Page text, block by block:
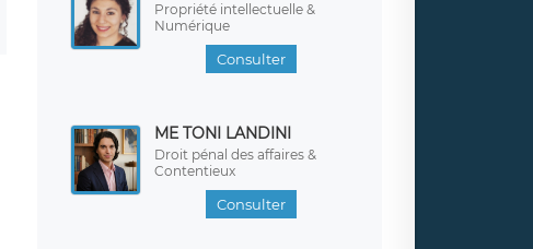
Propriété intellectuelle &
Numérique
Consulter
ME TONI LANDINI
Droit pénal des affaires &
Contentieux
Consulter